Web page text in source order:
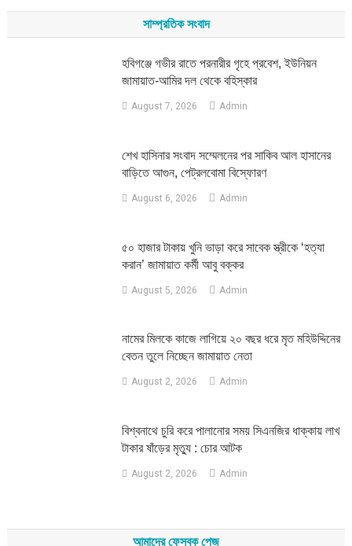
সাম্প্রতিক সংবাদ
হবিগঞ্জে গভীর রাতে পরনারীর গৃহে প্রবেশ, ইউনিয়ন
জামায়াত-আমির দল থেকে বহিস্কার
August 7, 2026 Admin
শেখ হাসিনার সংবাদ সম্মেলনের পর সাকিব আল হাসানের
বাড়িতে আগুন, পেট্রলবোমা বিস্ফোরণ
August 6, 2026 Admin
৫০ হাজার টাকায় খুনি ভাড়া করে সাবেক স্ত্রীকে ‘হত্যা
করান’ জামায়াত কর্মী আবু বক্কর
August 5, 2026 Admin
নামের মিলকে কাজে লাগিয়ে ২০ বছর ধরে মৃত মহিউদ্দিনের
বেতন তুলে নিচ্ছেন জামায়াত নেতা
August 2, 2026 Admin
‎বিশ্বনাথে চুরি করে পালানোর সময় সিএনজির ধাক্কায় লাখ
টাকার ষাঁড়ের মৃত্যু : চোর আটক
August 2, 2026 Admin
আমাদের ফেসবুক পেজ